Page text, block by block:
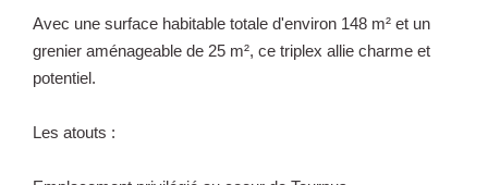
Avec une surface habitable totale d'environ 148 m² et un
grenier aménageable de 25 m², ce triplex allie charme et
potentiel.
Les atouts :